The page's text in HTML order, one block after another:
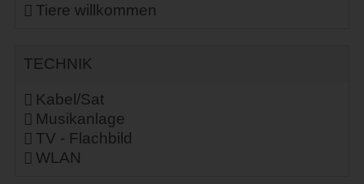
Tiere willkommen
TECHNIK
Kabel/Sat
Musikanlage
TV - Flachbild
WLAN